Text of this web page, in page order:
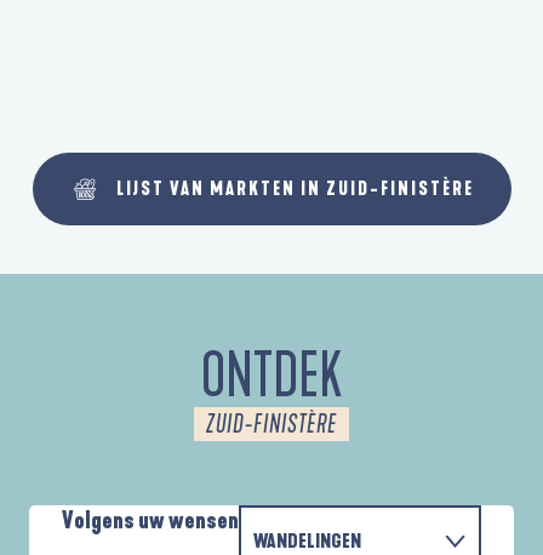
LIJST VAN MARKTEN IN ZUID-FINISTÈRE
ONTDEK
ZUID-FINISTÈRE
Volgens uw wensen
WANDELINGEN